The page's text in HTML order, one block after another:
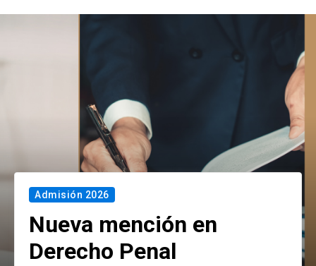
Admisión 2026
Nueva mención en
Derecho Penal